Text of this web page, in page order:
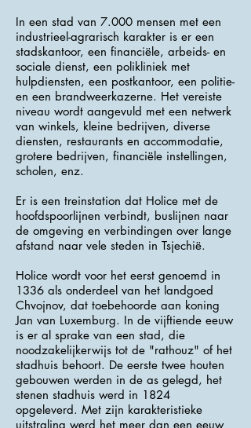
In een stad van 7.000 mensen met een
industrieel-agrarisch karakter is er een
stadskantoor, een financiële, arbeids- en
sociale dienst, een polikliniek met
hulpdiensten, een postkantoor, een politie-
en een brandweerkazerne. Het vereiste
niveau wordt aangevuld met een netwerk
van winkels, kleine bedrijven, diverse
diensten, restaurants en accommodatie,
grotere bedrijven, financiële instellingen,
scholen, enz.
Er is een treinstation dat Holice met de
hoofdspoorlijnen verbindt, buslijnen naar
de omgeving en verbindingen over lange
afstand naar vele steden in Tsjechië.
Holice wordt voor het eerst genoemd in
1336 als onderdeel van het landgoed
Chvojnov, dat toebehoorde aan koning
Jan van Luxemburg. In de vijftiende eeuw
is er al sprake van een stad, die
noodzakelijkerwijs tot de "rathouz" of het
stadhuis behoort. De eerste twee houten
gebouwen werden in de as gelegd, het
stenen stadhuis werd in 1824
opgeleverd. Met zijn karakteristieke
uitstraling werd het meer dan een eeuw